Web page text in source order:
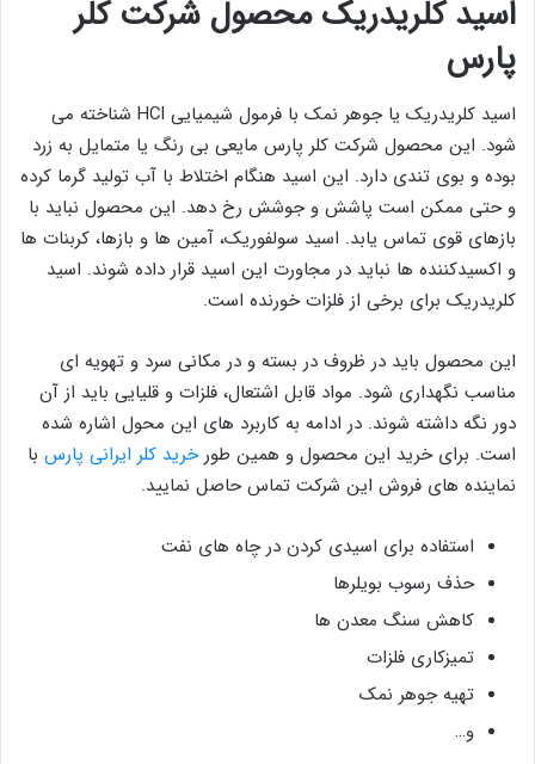
اسید کلریدریک محصول شرکت کلر
پارس
اسید کلریدریک یا جوهر نمک با فرمول شیمیایی HCl شناخته می
شود. این محصول شرکت کلر پارس مایعی بی رنگ یا متمایل به زرد
بوده و بوی تندی دارد. این اسید هنگام اختلاط با آب تولید گرما کرده
و حتی ممکن است پاشش و جوشش رخ دهد. این محصول نباید با
بازهای قوی تماس یابد. اسید سولفوریک، آمین ها و بازها، کربنات ها
و اکسیدکننده ها نباید در مجاورت این اسید قرار داده شوند. اسید
کلریدریک برای برخی از فلزات خورنده است.
این محصول باید در ظروف در بسته و در مکانی سرد و تهویه ای
مناسب نگهداری شود. مواد قابل اشتعال، فلزات و قلیایی باید از آن
دور نگه داشته شوند. در ادامه به کاربرد های این محول اشاره شده
است. برای خرید این محصول و همین طورخرید کلر ایرانی پارس با
نماینده های فروش این شرکت تماس حاصل نمایید.
استفاده برای اسیدی کردن در چاه های نفت
حذف رسوب بویلرها
کاهش سنگ معدن ها
تمیزکاری فلزات
تهیه جوهر نمک
و…